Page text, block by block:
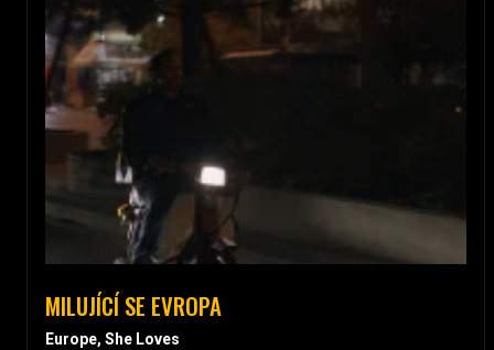
MILUJÍCÍ SE EVROPA
Europe, She Loves